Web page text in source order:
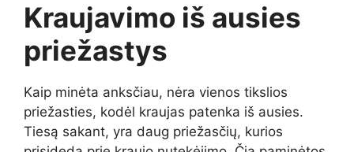
Kraujavimo iš ausies
priežastys
Kaip minėta anksčiau, nėra vienos tikslios
priežasties, kodėl kraujas patenka iš ausies.
Tiesą sakant, yra daug priežasčių, kurios